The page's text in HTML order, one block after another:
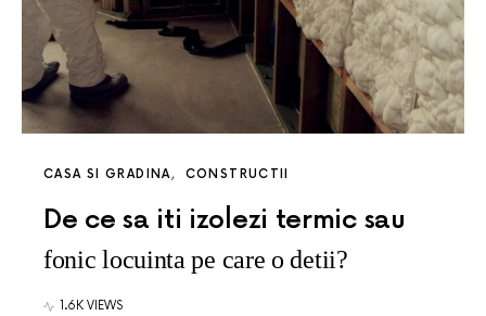
CASA SI GRADINA CONSTRUCTII
De ce sa iti izolezi termic sau
fonic locuinta pe care o detii?
1.6K VIEWS